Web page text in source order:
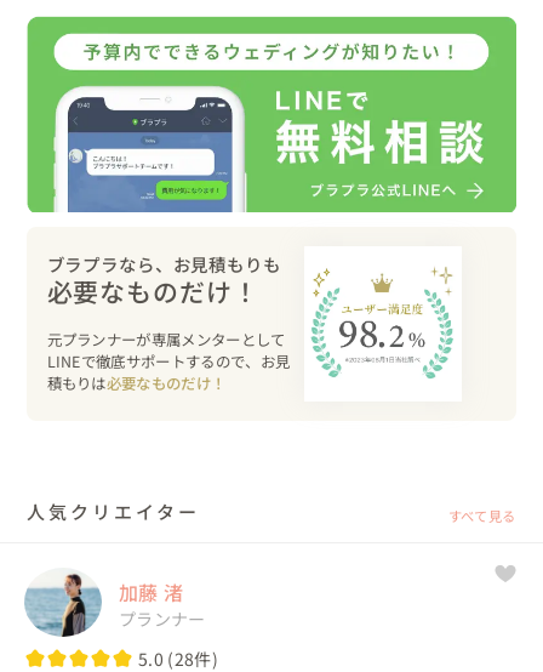
ブラプラなら、お見積もりも
必要なものだけ！
元プランナーが専属メンターとして
LINEで徹底サポートするので、お見
積もりは必要なものだけ！
人気クリエイター すべて見る
加藤 渚
プランナー
5.0 (28件)